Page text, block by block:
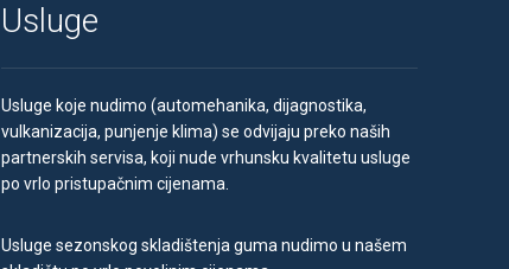
Usluge
Usluge koje nudimo (automehanika, dijagnostika,
vulkanizacija, punjenje klima) se odvijaju preko naših
partnerskih servisa, koji nude vrhunsku kvalitetu usluge
po vrlo pristupačnim cijenama.
Usluge sezonskog skladištenja guma nudimo u našem